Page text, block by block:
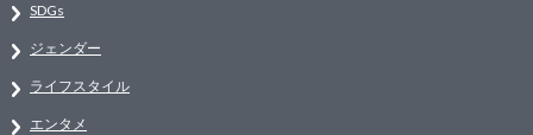
SDGs
ジェンダー
ライフスタイル
エンタメ